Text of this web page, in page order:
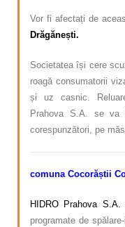
Vor fi afectați de
Drăgănești.
Societatea își cere
roagă consumatorii
și uz casnic.
Prahova S.A. se va
corespunzători, pe
comuna Cocorăștii
HIDRO Prahova S.A.
programate de